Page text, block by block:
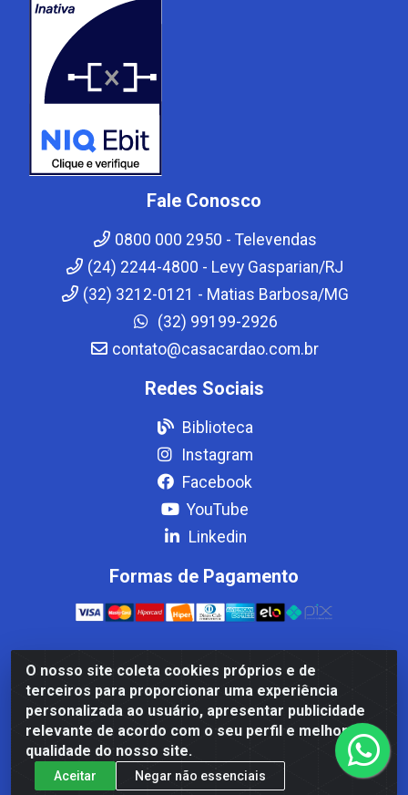
O nosso site coleta cookies próprios e de
terceiros para proporcionar uma experiência
personalizada ao usuário, apresentar publicidade
relevante de acordo com o seu perfil e melhorar a
qualidade do nosso site.
Aceitar Negar não essenciais
Fale Conosco
0800 000 2950 - Televendas
(24) 2244-4800 - Levy Gasparian/RJ
(32) 3212-0121 - Matias Barbosa/MG
(32) 99199-2926
contato@casacardao.com.br
Redes Sociais
Biblioteca
Instagram
Facebook
YouTube
Linkedin
Formas de Pagamento
Casa Cardão LTDA - Av. Amaral Peixoto, 910 - Afonso
ArinosCom, Levy Gasparian/RJ - CEP 25.875-000 - CNPJ
32.287.542/0001-83